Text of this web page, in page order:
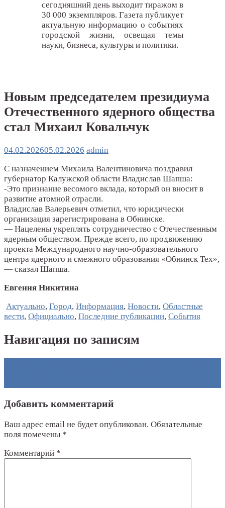
сегодняшний день выходит тиражом в
30 000 экземпляров. Газета публикует
актуальную информацию о событиях
городской жизни, освещая темы
науки, бизнеса, культуры и политики.
Новым председателем президиума
Отечественного ядерного общества
стал Михаил Ковальчук
04.02.202605.02.2026 admin
С назначением Михаила Валентиновича поздравил
губернатор Калужской области Владислав Шапша:
-Это признание весомого вклада, который он вносит в
развитие атомной отрасли.
Владислав Валерьевич отметил, что юридически
организация зарегистрирована в Обнинске.
— Нацелены укреплять сотрудничество с Отечественным
ядерным обществом. Прежде всего, по продвижению
проекта Международного научно-образовательного
центра ядерного и смежного образования «Обнинск Тех»,
— сказал Шапша.
Евгения Никитина
Актуально, Город, Информация, Новости, Областные
вести, Официально, Последние публикации, События
Навигация по записям
Добавить комментарий
Ваш адрес email не будет опубликован. Обязательные
поля помечены *
Комментарий *